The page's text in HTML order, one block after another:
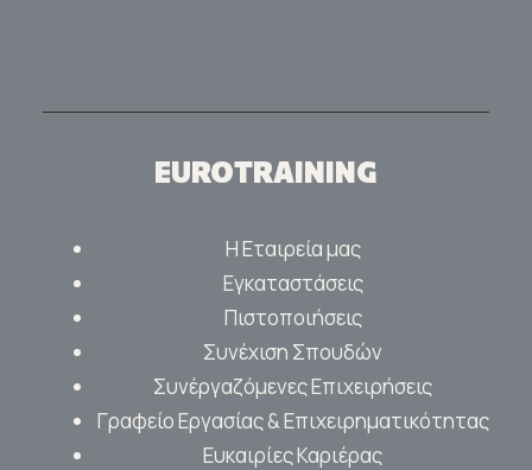
EUROTRAINING
Η Εταιρεία μας
Εγκαταστάσεις
Πιστοποιήσεις
Συνέχιση Σπουδών
Συνέργαζόμενες Επιχειρήσεις
Γραφείο Εργασίας & Επιχειρηματικότητας
Ευκαιρίες Καριέρας